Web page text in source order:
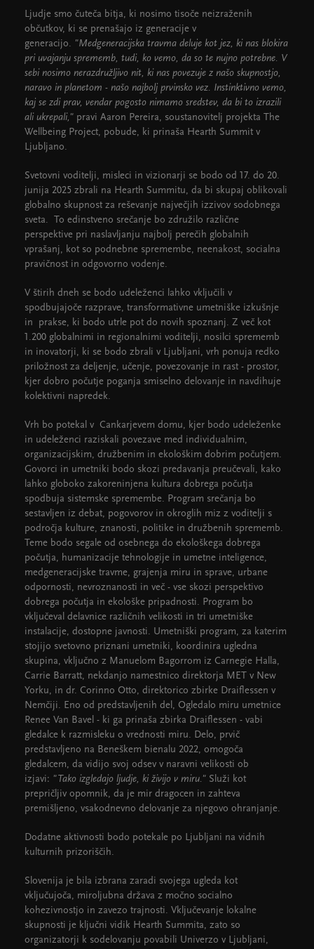
Ljudje smo čuteča bitja, ki nosimo tisoče neizraženih
občutkov, ki se prenašajo iz generacije v
generacijo. "Medgeneracijska travma deluje kot jez, ki nas blokira
pri uvajanju sprememb, tudi, ko vemo, da so te nujno potrebne. V
sebi nosimo nerazdružljivo nit, ki nas povezuje z našo skupnostjo,
naravo in planetom - našo najbolj prvinsko vez. Instinktivno vemo,
kaj se zdi prav, vendar pogosto nimamo sredstev, da bi to izrazili
ali ukrepali," pravi Aaron Pereira, soustanovitelj projekta The
Wellbeing Project, pobude, ki prinaša Hearth Summit v
Ljubljano.
Svetovni voditelji, misleci in vizionarji se bodo od 17. do 20.
junija 2025 zbrali na Hearth Summitu, da bi skupaj oblikovali
globalno skupnost za reševanje največjih izzivov sodobnega
sveta. To edinstveno srečanje bo združilo različne
perspektive pri naslavljanju najbolj perečih globalnih
vprašanj, kot so podnebne spremembe, neenakost, socialna
pravičnost in odgovorno vodenje.
V štirih dneh se bodo udeleženci lahko vključili v
spodbujajoče razprave, transformativne umetniške izkušnje
in prakse, ki bodo utrle pot do novih spoznanj. Z več kot
1.200 globalnimi in regionalnimi voditelji, nosilci sprememb
in inovatorji, ki se bodo zbrali v Ljubljani, vrh ponuja redko
priložnost za deljenje, učenje, povezovanje in rast - prostor,
kjer dobro počutje poganja smiselno delovanje in navdihuje
kolektivni napredek.
Vrh bo potekal v Cankarjevem domu, kjer bodo udeleženke
in udeleženci raziskali povezave med individualnim,
organizacijskim, družbenim in ekološkim dobrim počutjem.
Govorci in umetniki bodo skozi predavanja preučevali, kako
lahko globoko zakoreninjena kultura dobrega počutja
spodbuja sistemske spremembe. Program srečanja bo
sestavljen iz debat, pogovorov in okroglih miz z voditelji s
področja kulture, znanosti, politike in družbenih sprememb.
Teme bodo segale od osebnega do ekološkega dobrega
počutja, humanizacije tehnologije in umetne inteligence,
medgeneracijske travme, grajenja miru in sprave, urbane
odpornosti, nevroznanosti in več - vse skozi perspektivo
dobrega počutja in ekološke pripadnosti. Program bo
vključeval delavnice različnih velikosti in tri umetniške
instalacije, dostopne javnosti. Umetniški program, za katerim
stojijo svetovno priznani umetniki, koordinira ugledna
skupina, vključno z Manuelom Bagorrom iz Carnegie Halla,
Carrie Barratt, nekdanjo namestnico direktorja MET v New
Yorku, in dr. Corinno Otto, direktorico zbirke Draiflessen v
Nemčiji. Eno od predstavljenih del, Ogledalo miru umetnice
Renee Van Bavel - ki ga prinaša zbirka Draiflessen - vabi
gledalce k razmisleku o vrednosti miru. Delo, prvič
predstavljeno na Beneškem bienalu 2022, omogoča
gledalcem, da vidijo svoj odsev v naravni velikosti ob
izjavi: "Tako izgledajo ljudje, ki živijo v miru." Služi kot
prepričljiv opomnik, da je mir dragocen in zahteva
premišljeno, vsakodnevno delovanje za njegovo ohranjanje.
Dodatne aktivnosti bodo potekale po Ljubljani na vidnih
kulturnih prizoriščih.
Slovenija je bila izbrana zaradi svojega ugleda kot
vključujoča, miroljubna država z močno socialno
kohezivnostjo in zavezo trajnosti. Vključevanje lokalne
skupnosti je ključni vidik Hearth Summita, zato so
organizatorji k sodelovanju povabili Univerzo v Ljubljani,